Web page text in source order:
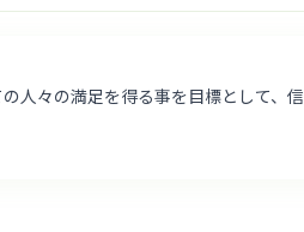
人々の満足を得る事を目標として、信